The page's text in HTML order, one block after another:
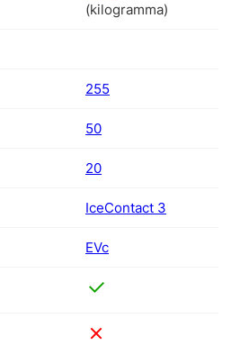
(kilogramma)
255
50
20
IceContact 3
EVc